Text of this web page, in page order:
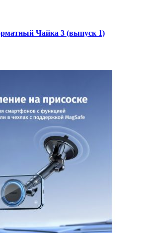
Чайка 3 (выпуск 1)